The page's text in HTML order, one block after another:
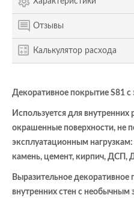
Отзывы
Калькулятор расхода
Декоративное покрытие S81 с
Используется для внутренних
окрашенные поверхности, не
эксплуатационным нагрузкам:
камень, цемент, кирпич, ДСП,
Выразительное
внутренних стен с необычным